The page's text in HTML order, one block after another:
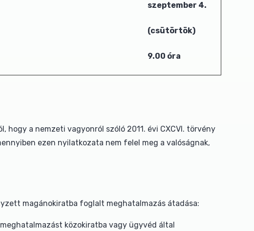
szeptember 4.
(csütörtök)
9.00 óra
a nemzeti vagyonról szóló 2011. évi CXCVI. törvény
ezen nyilatkozata nem felel meg a valóságnak,
magánokiratba foglalt meghatalmazás átadása:
közokiratba vagy ügyvéd által